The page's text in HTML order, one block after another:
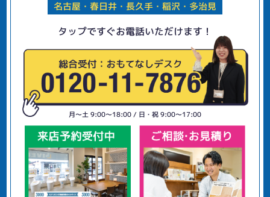
名古屋・春日井・長久手・稲沢・多治見
タップですぐお電話いただけます！
月〜土 9:00〜18:00 / 日・祝 9:00〜17:00